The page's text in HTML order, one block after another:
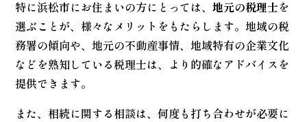
特に浜松市にお住まいの方にとっては、地元の税理士を
選ぶことが、様々なメリットをもたらします。地域の税
務署の傾向や、地元の不動産事情、地域特有の企業文化
などを熟知している税理士は、より的確なアドバイスを
提供できます。
また、相続に関する相談は、何度も打ち合わせが必要に